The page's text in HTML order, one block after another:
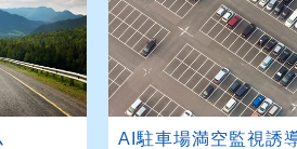
AI駐車場満空監視誘